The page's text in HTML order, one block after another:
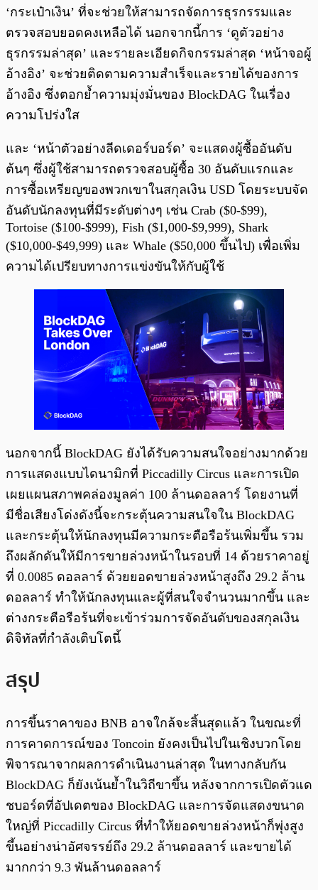
‘กระเป๋าเงิน’ ที่จะช่วยให้สามารถจัดการธุรกรรมและ
ตรวจสอบยอดคงเหลือได้ นอกจากนี้การ ‘ดูตัวอย่าง
ธุรกรรมล่าสุด’ และรายละเอียดกิจกรรมล่าสุด ‘หน้าจอผู้
อ้างอิง’ จะช่วยติดตามความสำเร็จและรายได้ของการ
อ้างอิง ซึ่งตอกย้ำความมุ่งมั่นของ BlockDAG ในเรื่อง
ความโปร่งใส
และ ‘หน้าตัวอย่างลีดเดอร์บอร์ด’ จะแสดงผู้ซื้ออันดับ
ต้นๆ ซึ่งผู้ใช้สามารถตรวจสอบผู้ซื้อ 30 อันดับแรกและ
การซื้อเหรียญของพวกเขาในสกุลเงิน USD โดยระบบจัด
อันดับนักลงทุนที่มีระดับต่างๆ เช่น Crab ($0-$99),
Tortoise ($100-$999), Fish ($1,000-$9,999), Shark
($10,000-$49,999) และ Whale ($50,000 ขึ้นไป) เพื่อเพิ่ม
ความได้เปรียบทางการแข่งขันให้กับผู้ใช้
นอกจากนี้ BlockDAG ยังได้รับความสนใจอย่างมากด้วย
การแสดงแบบไดนามิกที่ Piccadilly Circus และการเปิด
เผยแผนสภาพคล่องมูลค่า 100 ล้านดอลลาร์ โดยงานที่
มีชื่อเสียงโด่งดังนี้จะกระตุ้นความสนใจใน BlockDAG
และกระตุ้นให้นักลงทุนมีความกระตือรือร้นเพิ่มขึ้น รวม
ถึงผลักดันให้มีการขายล่วงหน้าในรอบที่ 14 ด้วยราคาอยู่
ที่ 0.0085 ดอลลาร์ ด้วยยอดขายล่วงหน้าสูงถึง 29.2 ล้าน
ดอลลาร์ ทำให้นักลงทุนและผู้ที่สนใจจำนวนมากขึ้น และ
ต่างกระตือรือร้นที่จะเข้าร่วมการจัดอันดับของสกุลเงิน
ดิจิทัลที่กำลังเติบโตนี้
สรุป
การขึ้นราคาของ BNB อาจใกล้จะสิ้นสุดแล้ว ในขณะที่
การคาดการณ์ของ Toncoin ยังคงเป็นไปในเชิงบวกโดย
พิจารณาจากผลการดำเนินงานล่าสุด ในทางกลับกัน
BlockDAG ก็ยังเน้นย้ำในวิถีขาขึ้น หลังจากการเปิดตัวแด
ชบอร์ดที่อัปเดตของ BlockDAG และการจัดแสดงขนาด
ใหญ่ที่ Piccadilly Circus ที่ทำให้ยอดขายล่วงหน้าก็พุ่งสูง
ขึ้นอย่างน่าอัศจรรย์ถึง 29.2 ล้านดอลลาร์ และขายได้
มากกว่า 9.3 พันล้านดอลลาร์